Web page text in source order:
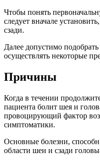
Чтобы понять
следует вначале
сзади.
Далее допустимо
осуществлять некоторые
Причины
Когда в течении
пациента болит шея и
провоцирующий фактор
симптоматики.
Основные болезни,
области шеи и сзади